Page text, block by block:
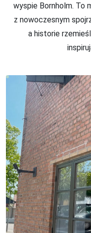
wyspie Bornholm. To
z nowoczesnym
a historie